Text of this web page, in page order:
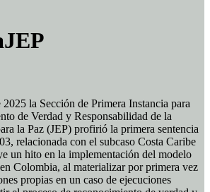
la Sección de Primera Instancia para
de Verdad y Responsabilidad de la
la Paz (JEP) profirió la primera sentencia
relacionada con el subcaso Costa Caribe
un hito en la implementación del modelo
Colombia, al materializar por primera vez
propias en un caso de ejecuciones